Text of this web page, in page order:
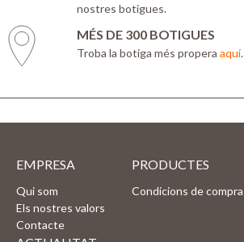
nostres botigues.
MÉS DE 300 BOTIGUES
Troba la botiga més propera aquí.
EMPRESA
Qui som
Els nostres valors
Contacte
PRODUCTES
Condicions de compra